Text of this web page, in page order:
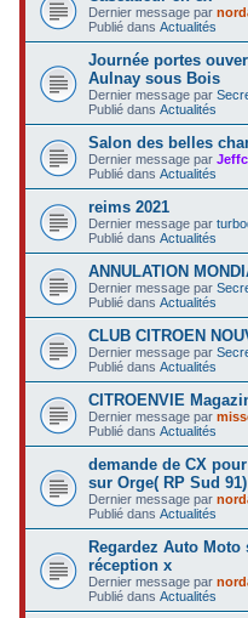
Dernier message par
Publié dansActualités
Journée portes
Aulnay sous Bois
Dernier message par
Publié dansActualités
Salon des belles
Dernier message par
Publié dansActualités
reims 2021
Dernier message par
Publié dansActualités
ANNULATION
Dernier message par
Publié dansActualités
CLUB CITROEN
Dernier message par
Publié dansActualités
CITROENVIE
Dernier message par
Publié dansActualités
demande de CX
sur Orge( RP Sud 91)
Dernier message par
Publié dansActualités
Regardez Auto
réception x
Dernier message par
Publié dansActualités